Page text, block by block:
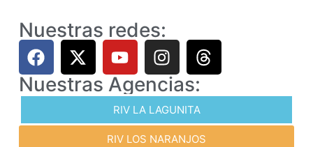
Nuestras redes:
Nuestras Agencias:
RIV LA LAGUNITA
RIV LOS NARANJOS